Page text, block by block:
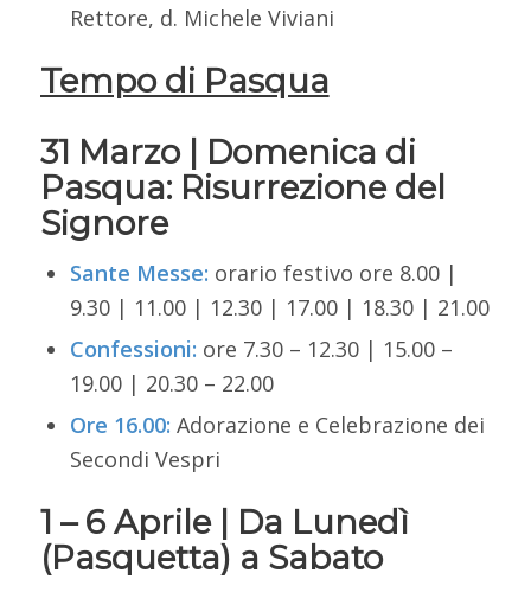
Rettore, d. Michele Viviani
Tempo di Pasqua
31 Marzo |
Domenica di
Pasqua: Risurrezione del
Signore
Sante Messe: orario festivo ore 8.00 |
9.30 | 11.00 | 12.30 | 17.00 | 18.30 | 21.00
Confessioni: ore 7.30 – 12.30 | 15.00 –
19.00 | 20.30 – 22.00
Ore 16.00: Adorazione e Celebrazione dei
Secondi Vespri
1 – 6 Aprile |
Da Lunedì
(Pasquetta) a Sabato